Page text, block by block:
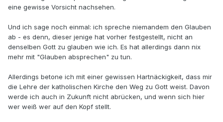
eine gewisse Vorsicht nachsehen.
Und ich sage noch einmal: ich spreche niemandem den Glauben
ab - es denn, dieser jenige hat vorher festgestellt, nicht an
denselben Gott zu glauben wie ich. Es hat allerdings dann nix
mehr mit "Glauben absprechen" zu tun.
Allerdings betone ich mit einer gewissen Hartnäckigkeit, dass mir
die Lehre der katholischen Kirche den Weg zu Gott weist. Davon
werde ich auch in Zukunft nicht abrücken, und wenn sich hier
wer weiß wer auf den Kopf stellt.